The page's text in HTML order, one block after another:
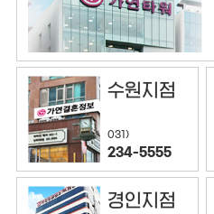
수원지점
031)
234-5555
경인지점